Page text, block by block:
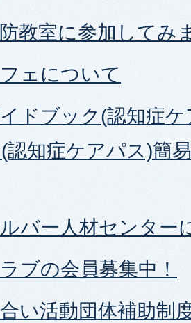
教室に参加してみ
ェについて
ドブック(認知症
認知症ケアパス)簡
バー人材センター
ブの会員募集中！
い活動団体補助制